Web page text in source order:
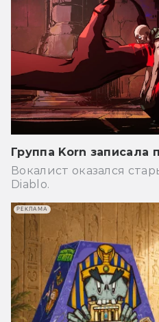
Группа Korn записала
Вокалист оказался
Diablo.
РЕКЛАМА